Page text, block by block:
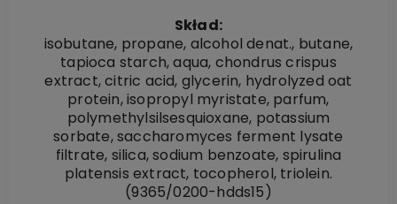
Skład:
isobutane, propane, alcohol denat., butane,
tapioca starch, aqua, chondrus crispus
extract, citric acid, glycerin, hydrolyzed oat
protein, isopropyl myristate, parfum,
polymethylsilsesquioxane, potassium
sorbate, saccharomyces ferment lysate
filtrate, silica, sodium benzoate, spirulina
platensis extract, tocopherol, triolein.
(9365/0200-hdds15)